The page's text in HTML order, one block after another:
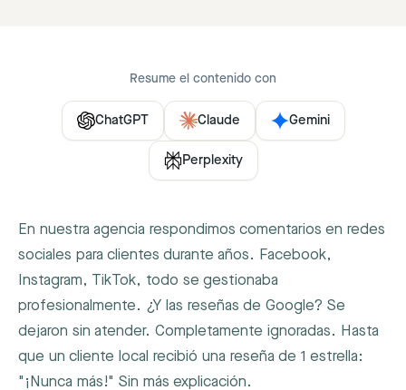
Resume el contenido con
ChatGPT Claude Gemini
Perplexity
En nuestra agencia respondimos comentarios en redes
sociales para clientes durante años. Facebook,
Instagram, TikTok, todo se gestionaba
profesionalmente. ¿Y las reseñas de Google? Se
dejaron sin atender. Completamente ignoradas. Hasta
que un cliente local recibió una reseña de 1 estrella:
"¡Nunca más!" Sin más explicación.